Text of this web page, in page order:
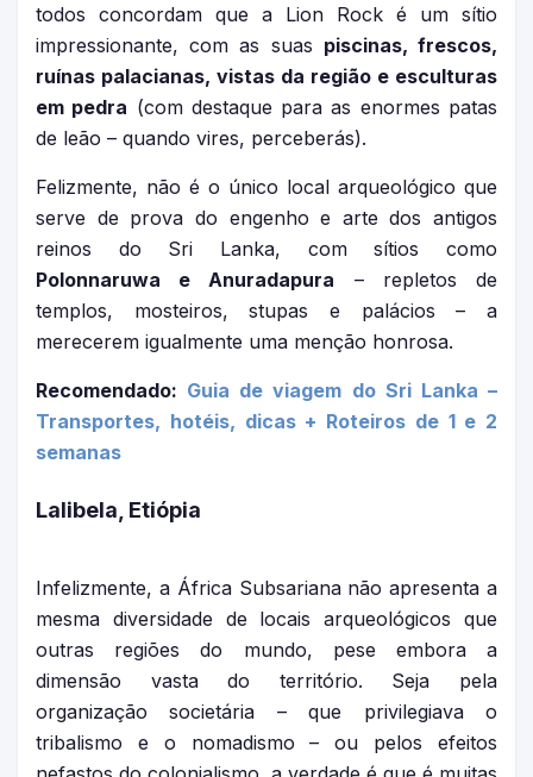
todos concordam que a Lion Rock é um sítio
impressionante, com as suas piscinas, frescos,
ruínas palacianas, vistas da região e esculturas
em pedra (com destaque para as enormes patas
de leão – quando vires, perceberás).
Felizmente, não é o único local arqueológico que
serve de prova do engenho e arte dos antigos
reinos do Sri Lanka, com sítios como
Polonnaruwa e Anuradapura – repletos de
templos, mosteiros, stupas e palácios – a
merecerem igualmente uma menção honrosa.
Recomendado: Guia de viagem do Sri Lanka –
Transportes, hotéis, dicas + Roteiros de 1 e 2
semanas
Lalibela, Etiópia
Infelizmente, a África Subsariana não apresenta a
mesma diversidade de locais arqueológicos que
outras regiões do mundo, pese embora a
dimensão vasta do território. Seja pela
organização societária – que privilegiava o
tribalismo e o nomadismo – ou pelos efeitos